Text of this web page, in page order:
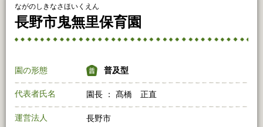
ながのしきなさほいくえん
長野市鬼無里保育園
園の形態 普及型
代表者氏名 園長 ： 髙橋 正直
運営法人 長野市